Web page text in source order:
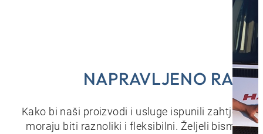
NAPRAVLJENO
Kako bi naši proizvodi i usluge ispunili zahtjeve
moraju biti raznoliki i fleksibilni. Željeli bismo